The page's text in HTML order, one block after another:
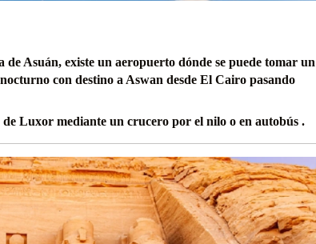
Asuán, existe un aeropuerto dónde se puede tomar un
con destino a Aswan desde El Cairo pasando
Luxor mediante un crucero por el nilo o en autobús .